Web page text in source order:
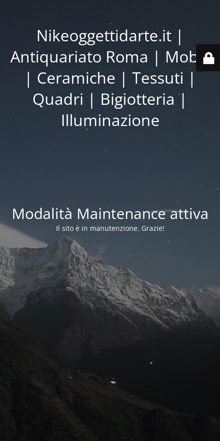
Nikeoggettidarte.it |
Antiquariato Roma | Mobili
| Ceramiche | Tessuti |
Quadri | Bigiotteria |
Illuminazione
Modalità Maintenance attiva
Il sito è in manutenzione. Grazie!